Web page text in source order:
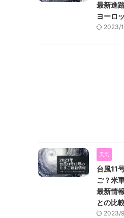
最新進
ヨーロ
2023/
天気
台風11
ご？米
最新情
との比
2023/